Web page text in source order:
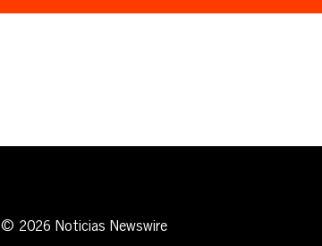
© 2026 Noticias Newswire